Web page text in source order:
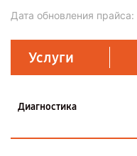
Дата обновления прайса:
Услуги
Диагностика